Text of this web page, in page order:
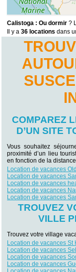
Calistoga : Ou dormir ?
Il y a36 locations dans
COMPAREZ
D’UN SITE
Vous souhaitez
proximité d’un lieu
en fonction de la
Location de vacances
Location de vacances
Location de vacances
Location de vacances
Location de vacances
TROUVEZ
VILLE
Trouvez votre village
Location de vacances St
Location de vacances
Location de vacances
Location de vacances